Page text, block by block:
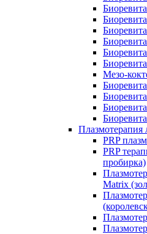
Мезо-
Плазмотерапия
PRP
PRP
пробирка)
Matrix